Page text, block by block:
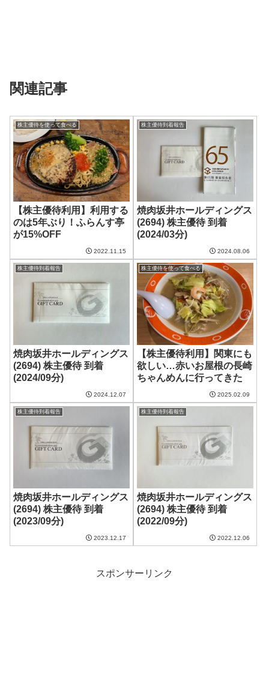
関連記事
株主優待を使って食べる
【株主優待利用】利用する
のは5年ぶり！ふらんす亭
が15%OFF
2022.11.15
株主優待到着報告
焼肉坂井ホールディングス
(2694) 株主優待 到着
(2024/03分)
2024.08.06
株主優待到着報告
焼肉坂井ホールディングス
(2694) 株主優待 到着
(2024/09分)
2024.12.07
株主優待を使って食べる
【株主優待利用】関東にも
欲しい…赤いお屋根の長崎
ちゃんめんに行ってきた
2025.02.09
株主優待到着報告
焼肉坂井ホールディングス
(2694) 株主優待 到着
(2023/09分)
2023.12.17
株主優待到着報告
焼肉坂井ホールディングス
(2694) 株主優待 到着
(2022/09分)
2022.12.06
スポンサーリンク